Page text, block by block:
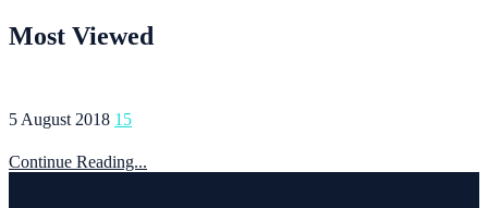
Most Viewed
5 August 2018 15
Continue Reading...